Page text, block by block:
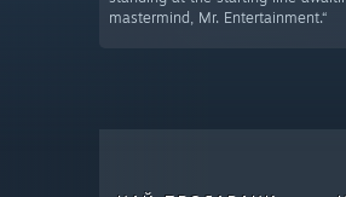
mastermind, Mr. Entertainment.“